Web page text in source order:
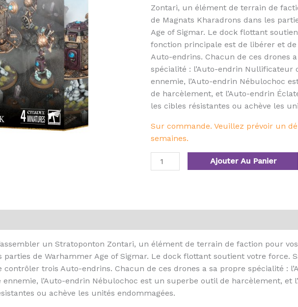
Zontari, un élément de terrain de
de Magnats Kharadrons dans les
Age of Sigmar. Le dock flottant
fonction principale est de libérer et
Auto-endrins. Chacun de ces drones
spécialité : l’Auto-endrin Nullificateur
ennemie, l’Auto-endrin Nébulochoc
de harcèlement, et l’Auto-endrin
les cibles résistantes ou achève les
Sur commande. Veuillez prévoir un
semaines.
Ajouter Au Panier
un Stratoponton Zontari, un élément de terrain de faction pour
parties de Warhammer Age of Sigmar. Le dock flottant soutient votre force.
trois Auto-endrins. Chacun de ces drones a sa propre spécialité :
l’Auto-endrin Nébulochoc est un superbe outil de harcèlement, et
ou achève les unités endommagées.